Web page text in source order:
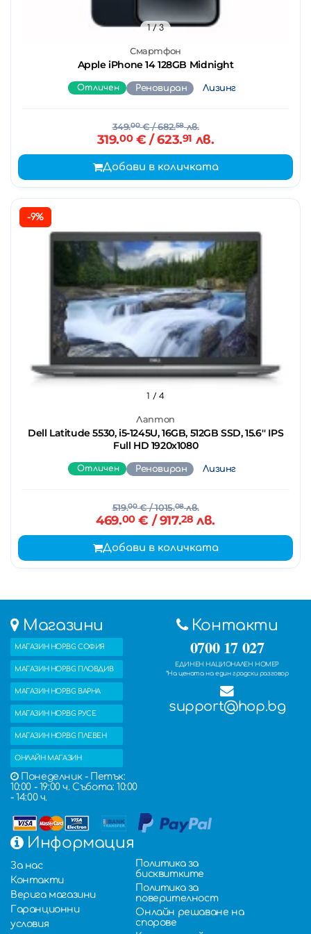
Смартфон
Apple iPhone 14 128GB Midnight
1/ 3
Отличен Реновиран Лизинг
349.00€/ 682.58лв.
319.00€ / 623.91 лв.
Добави в количката
-9%
Лаптоп
Dell Latitude 5530, i5-1245U, 16GB, 512GB SSD, 15.6'' IPS
Full HD 1920x1080
1 / 4
Отличен Реновиран Лизинг
519.00€/ 1015.08лв.
469.00€ / 917.28 лв.
Добави в количката
Магазини
МАГАЗИН HOP.BG СОФИЯ
МАГАЗИН HOP.BG ПЛОВДИВ
МАГАЗИН HOP.BG ВАРНА
МАГАЗИН HOP.BG РУСЕ
МАГАЗИН HOP.BG ПЛЕВЕН
ОНЛАЙН МАГАЗИН
Понеделник - Петък:
10:00 - 19:00 ч. Събота: 10:00
- 14:00 ч.
Контакти
0700 17 027
ЕДИНЕН НАЦИОНАЛЕН НОМЕР
*На цената на един градски разговор
support@hop.bg
Информация
За нас
Контакти
Верига магазини
Гаранционни
условия
Политика за
бисквитките
Политика за
поверителност
Онлайн решаване на
спорове